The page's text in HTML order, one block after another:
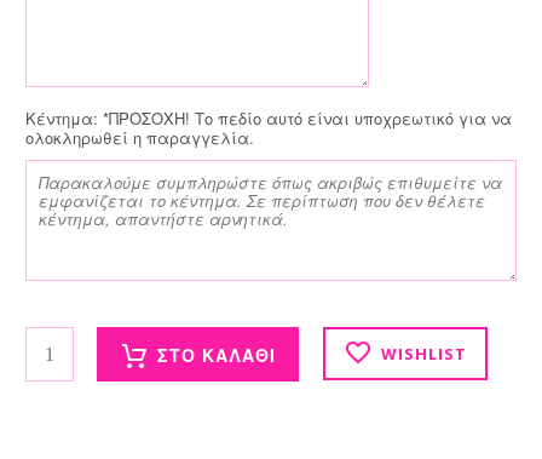
Κέντημα: *ΠΡΟΣΟΧΗ! Το πεδίο αυτό είναι υποχρεωτικό για να
ολοκληρωθεί η παραγγελία.
Lunch Bag με κέντημα ποσότητα
ΣΤΟ ΚΑΛΑΘΙ WISHLIST